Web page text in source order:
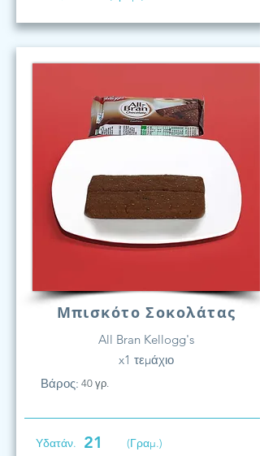
Μπισκότο Σοκολάτας
All Bran Kellogg's
x1 τεμάχιο
Βάρος: 40 γρ.
Υδατάν. 21 (Γραμ.)